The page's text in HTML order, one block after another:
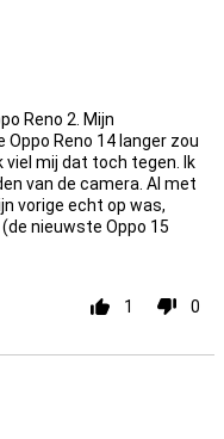
Reno 2. Mijn
Reno 14 langer zou
viel mij dat toch tegen. Ik
van de camera. Al met
vorige echt op was,
nieuwste Oppo 15
1 0